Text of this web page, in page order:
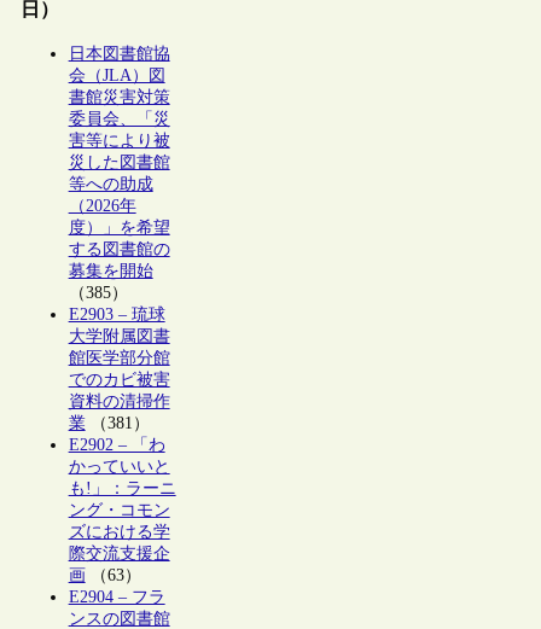
日）
日本図書館協
会（JLA）図
書館災害対策
委員会、「災
害等により被
災した図書館
等への助成
（2026年
度）」を希望
する図書館の
募集を開始
（385）
E2903 – 琉球
大学附属図書
館医学部分館
でのカビ被害
資料の清掃作
業（381）
E2902 – 「わ
かっていいと
も!」：ラーニ
ング・コモン
ズにおける学
際交流支援企
画（63）
E2904 – フラ
ンスの図書館